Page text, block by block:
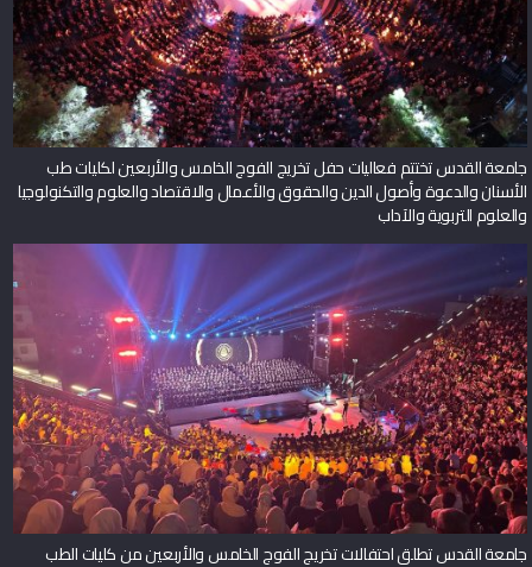
جامعة القدس تختتم فعاليات حفل تخريج الفوج الخامس والأربعين لكليات طب
الأسنان والدعوة وأصول الدين والحقوق والأعمال والاقتصاد والعلوم والتكنولوجيا
والعلوم التربوية والآداب
جامعة القدس تطلق احتفالات تخريج الفوج الخامس والأربعين من كليات الطب